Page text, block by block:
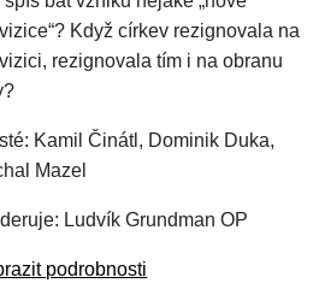
Když církev rezignovala na
rezignovala tím i na obranu
Kamil Činátl, Dominik Duka,
Mazel
Ludvík Grundman OP
podrobnosti